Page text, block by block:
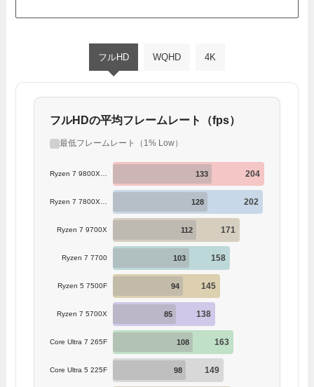
フルHD WQHD 4K
フルHDの平均フレームレート（fps）
最低フレームレート（1% Low）
Ryzen 7 9800X3D 204
133
Ryzen 7 7800X3D 202
128
Ryzen 7 9700X 171
112
Ryzen 7 7700 158
103
Ryzen 5 7500F 145
94
Ryzen 7 5700X 138
85
Core Ultra 7 265F 163
108
Core Ultra 5 225F 149
98